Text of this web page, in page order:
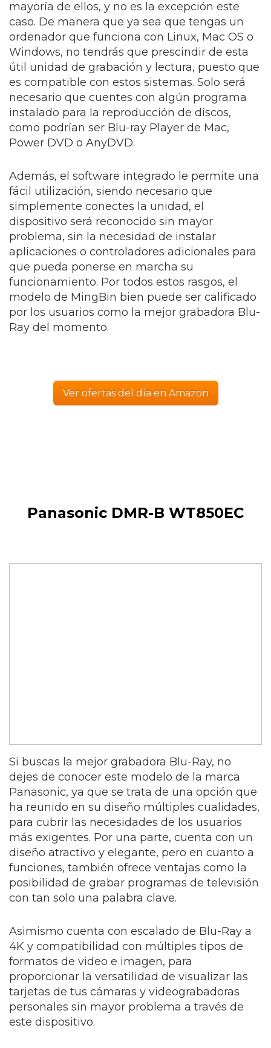
mayoría de ellos, y no es la excepción este
caso. De manera que ya sea que tengas un
ordenador que funciona con Linux, Mac OS o
Windows, no tendrás que prescindir de esta
útil unidad de grabación y lectura, puesto que
es compatible con estos sistemas. Solo será
necesario que cuentes con algún programa
instalado para la reproducción de discos,
como podrían ser Blu-ray Player de Mac,
Power DVD o AnyDVD.
Además, el software integrado le permite una
fácil utilización, siendo necesario que
simplemente conectes la unidad, el
dispositivo será reconocido sin mayor
problema, sin la necesidad de instalar
aplicaciones o controladores adicionales para
que pueda ponerse en marcha su
funcionamiento. Por todos estos rasgos, el
modelo de MingBin bien puede ser calificado
por los usuarios como la mejor grabadora Blu-
Ray del momento.
Ver ofertas del día en Amazon
Panasonic DMR-B WT850EC
Si buscas la mejor grabadora Blu-Ray, no
dejes de conocer este modelo de la marca
Panasonic, ya que se trata de una opción que
ha reunido en su diseño múltiples cualidades,
para cubrir las necesidades de los usuarios
más exigentes. Por una parte, cuenta con un
diseño atractivo y elegante, pero en cuanto a
funciones, también ofrece ventajas como la
posibilidad de grabar programas de televisión
con tan solo una palabra clave.
Asimismo cuenta con escalado de Blu-Ray a
4K y compatibilidad con múltiples tipos de
formatos de video e imagen, para
proporcionar la versatilidad de visualizar las
tarjetas de tus cámaras y videograbadoras
personales sin mayor problema a través de
este dispositivo.